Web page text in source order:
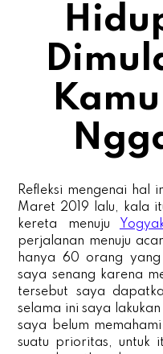
Refleksi mengenai hal
Maret 2019 lalu, kala
kereta menuju
perjalanan menuju
hanya 60 orang yang
saya senang karena
tersebut saya
selama ini saya
saya belum
suatu prioritas, untuk